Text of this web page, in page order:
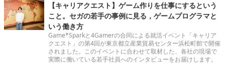
【キャリアクエスト】ゲーム作りを仕事にするという
こと。セガの若手の事例に見る，ゲームプログラマと
いう働き方
Game*Sparkと4Gamerの合同による就活イベント「キャリア
クエスト」の第4回が東京都立産業貿易センター浜松町館で開催
されました。このイベントに合わせて取材した、各社の現場で
実際に働いている若手社員へのインタビューをお届けします。